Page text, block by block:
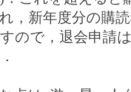
，新年度分の購
ので，退会申請